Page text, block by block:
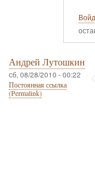
Андрей Лутошкин
сб, 08/28/2010 - 00:22
Постоянная ссылка
(Permalink)